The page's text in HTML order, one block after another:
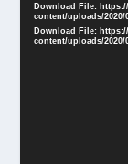
Player
Download File:
content/uploads/2020/
Download File:
content/uploads/2020/